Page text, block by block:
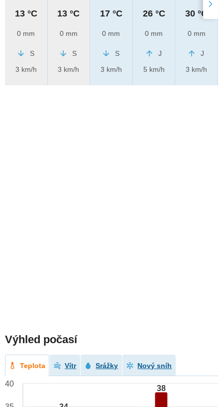
13 °C
0 mm
S
3 km/h
13 °C
0 mm
S
3 km/h
17 °C
0 mm
S
3 km/h
26 °C
0 mm
J
5 km/h
30 °C
0 mm
J
3 km/h
Výhled počasí
Teplota Vítr Srážky Nový sníh
38
40